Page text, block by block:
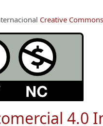
Creative
4.0